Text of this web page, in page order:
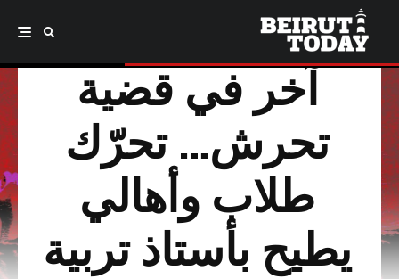
لبنان أمام إمتحان
آخر في قضية
تحرش… تحرّك
طلاب وأهالي
يطيح بأستاذ تربية